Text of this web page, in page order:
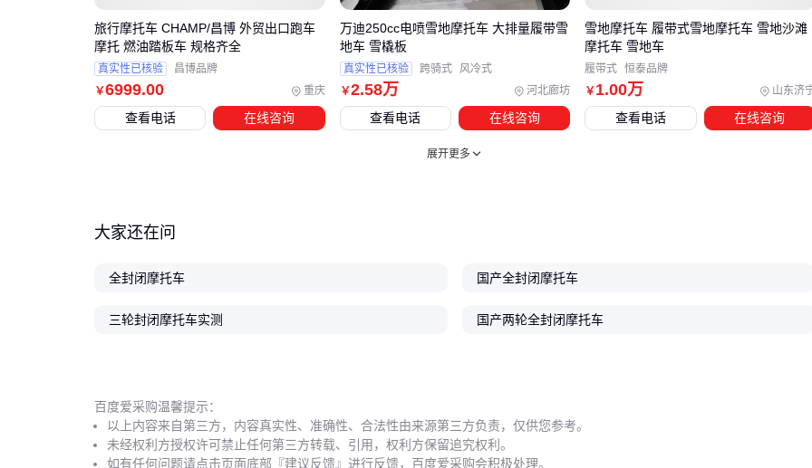
常规通勤，普通摩托车可能更经济；但面对专业作业需求，封
闭设计带来的防护性和扩展性往往能显著提升效率。建议优先
考虑载重能力、舱体密封性和设备兼容性这三个维度。
￥6999.00 重庆
旅行摩托车 CHAMP/昌博 外贸出口跑车
摩托 燃油踏板车 规格齐全
真实性已核验 昌博品牌
查看电话 在线咨询
￥2.58万 河北廊坊
万迪250cc电喷雪地摩托车 大排量履带雪
地车 雪橇板
真实性已核验 跨骑式 风冷式
查看电话 在线咨询
￥ 1.00万 山东济
雪地摩托车 履带式雪地摩托车 雪地沙滩
摩托车 雪地车
履带式 恒泰品牌
查看电话 在线咨询
展开更多
大家还在问
全封闭摩托车 国产全封闭摩托车
三轮封闭摩托车实测 国产两轮全封闭摩托车
百度爱采购温馨提示：
以上内容来自第三方，内容真实性、准确性、合法性由来源第三方负责，仅供您参考。
未经权利方授权许可禁止任何第三方转载、引用，权利方保留追究权利。
如有任何问题请点击页面底部『建议反馈』进行反馈，百度爱采购会积极处理。